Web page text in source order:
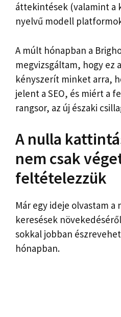
áttekintések (valamint a
nyelvű modell
A múlt hónapban a
megvizsgáltam, hogy ez
kényszerít minket arra,
jelent a SEO, és miért a
rangsor, az új északi
A nulla
nem csak
feltételezzük
Már egy ideje olvastam
keresések
sokkal jobban
hónapban.